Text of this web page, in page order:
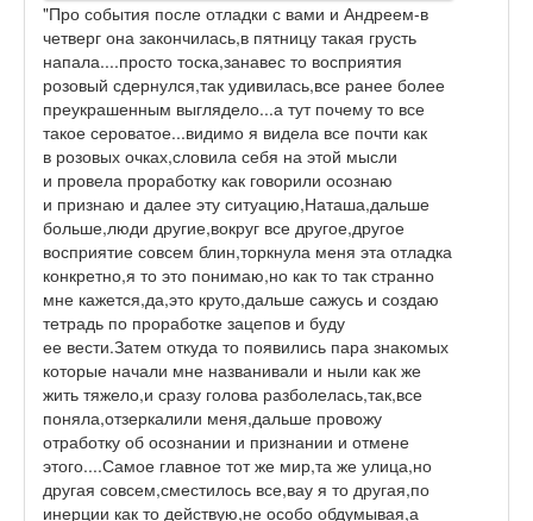
"Про события после отладки с вами и Андреем-в
четверг она закончилась,в пятницу такая грусть
напала....просто тоска,занавес то восприятия
розовый сдернулся,так удивилась,все ранее более
преукрашенным выглядело...а тут почему то все
такое сероватое...видимо я видела все почти как
в розовых очках,словила себя на этой мысли
и провела проработку как говорили осознаю
и признаю и далее эту ситуацию,Наташа,дальше
больше,люди другие,вокруг все другое,другое
восприятие совсем блин,торкнула меня эта отладка
конкретно,я то это понимаю,но как то так странно
мне кажется,да,это круто,дальше сажусь и создаю
тетрадь по проработке зацепов и буду
ее вести.Затем откуда то появились пара знакомых
которые начали мне названивали и ныли как же
жить тяжело,и сразу голова разболелась,так,все
поняла,отзеркалили меня,дальше провожу
отработку об осознании и признании и отмене
этого....Самое главное тот же мир,та же улица,но
другая совсем,сместилось все,вау я то другая,по
инерции как то действую,не особо обдумывая,а